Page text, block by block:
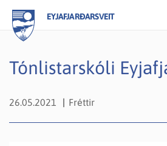
EYJAFJARÐARSVEIT
Tónlistarskóli
26.05.2021 Fréttir